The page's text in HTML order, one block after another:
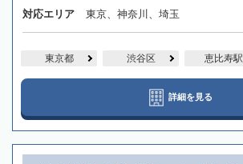
対応エリア 東京、神奈川、埼玉
東京都 渋谷区 恵比寿駅
詳細を見る